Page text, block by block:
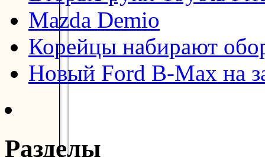
Mazda Demio
Корейцы набирают
Новый Ford B-Max на
Разделы